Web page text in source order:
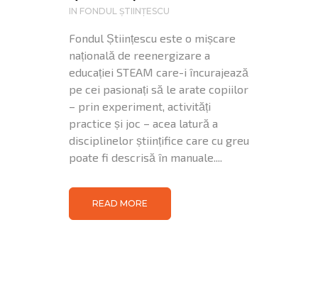
IN FONDUL ȘTIINȚESCU
Fondul Științescu este o mișcare
națională de reenergizare a
educației STEAM care-i încurajează
pe cei pasionați să le arate copiilor
– prin experiment, activități
practice și joc – acea latură a
disciplinelor științifice care cu greu
poate fi descrisă în manuale....
READ MORE